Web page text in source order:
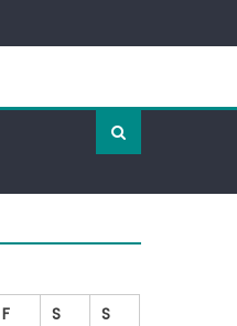
F S
S